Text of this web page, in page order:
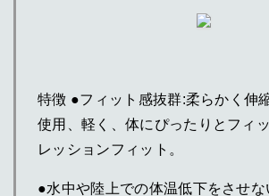
特徴 ●フィット感抜群:柔らかく伸
使用、軽く、体にぴったりとフィ
レッションフィット。
●水中や陸上での体温低下をさせ